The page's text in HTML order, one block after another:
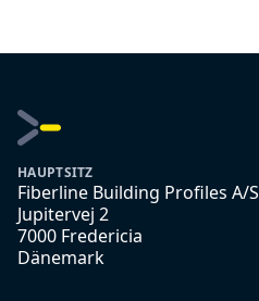
HAUPTSITZ
Fiberline Building Profiles A/S
Jupitervej 2
7000 Fredericia
Dänemark